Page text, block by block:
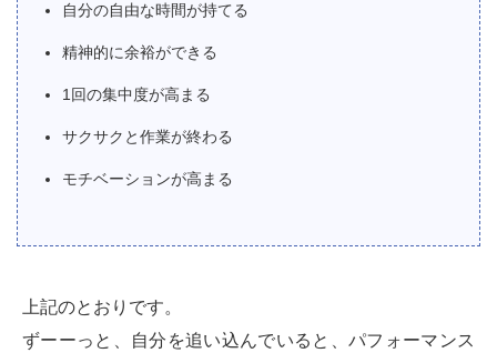
自分の自由な時間が持てる
精神的に余裕ができる
1回の集中度が高まる
サクサクと作業が終わる
モチベーションが高まる
上記のとおりです。
ずーーっと、自分を追い込んでいると、パフォーマンス